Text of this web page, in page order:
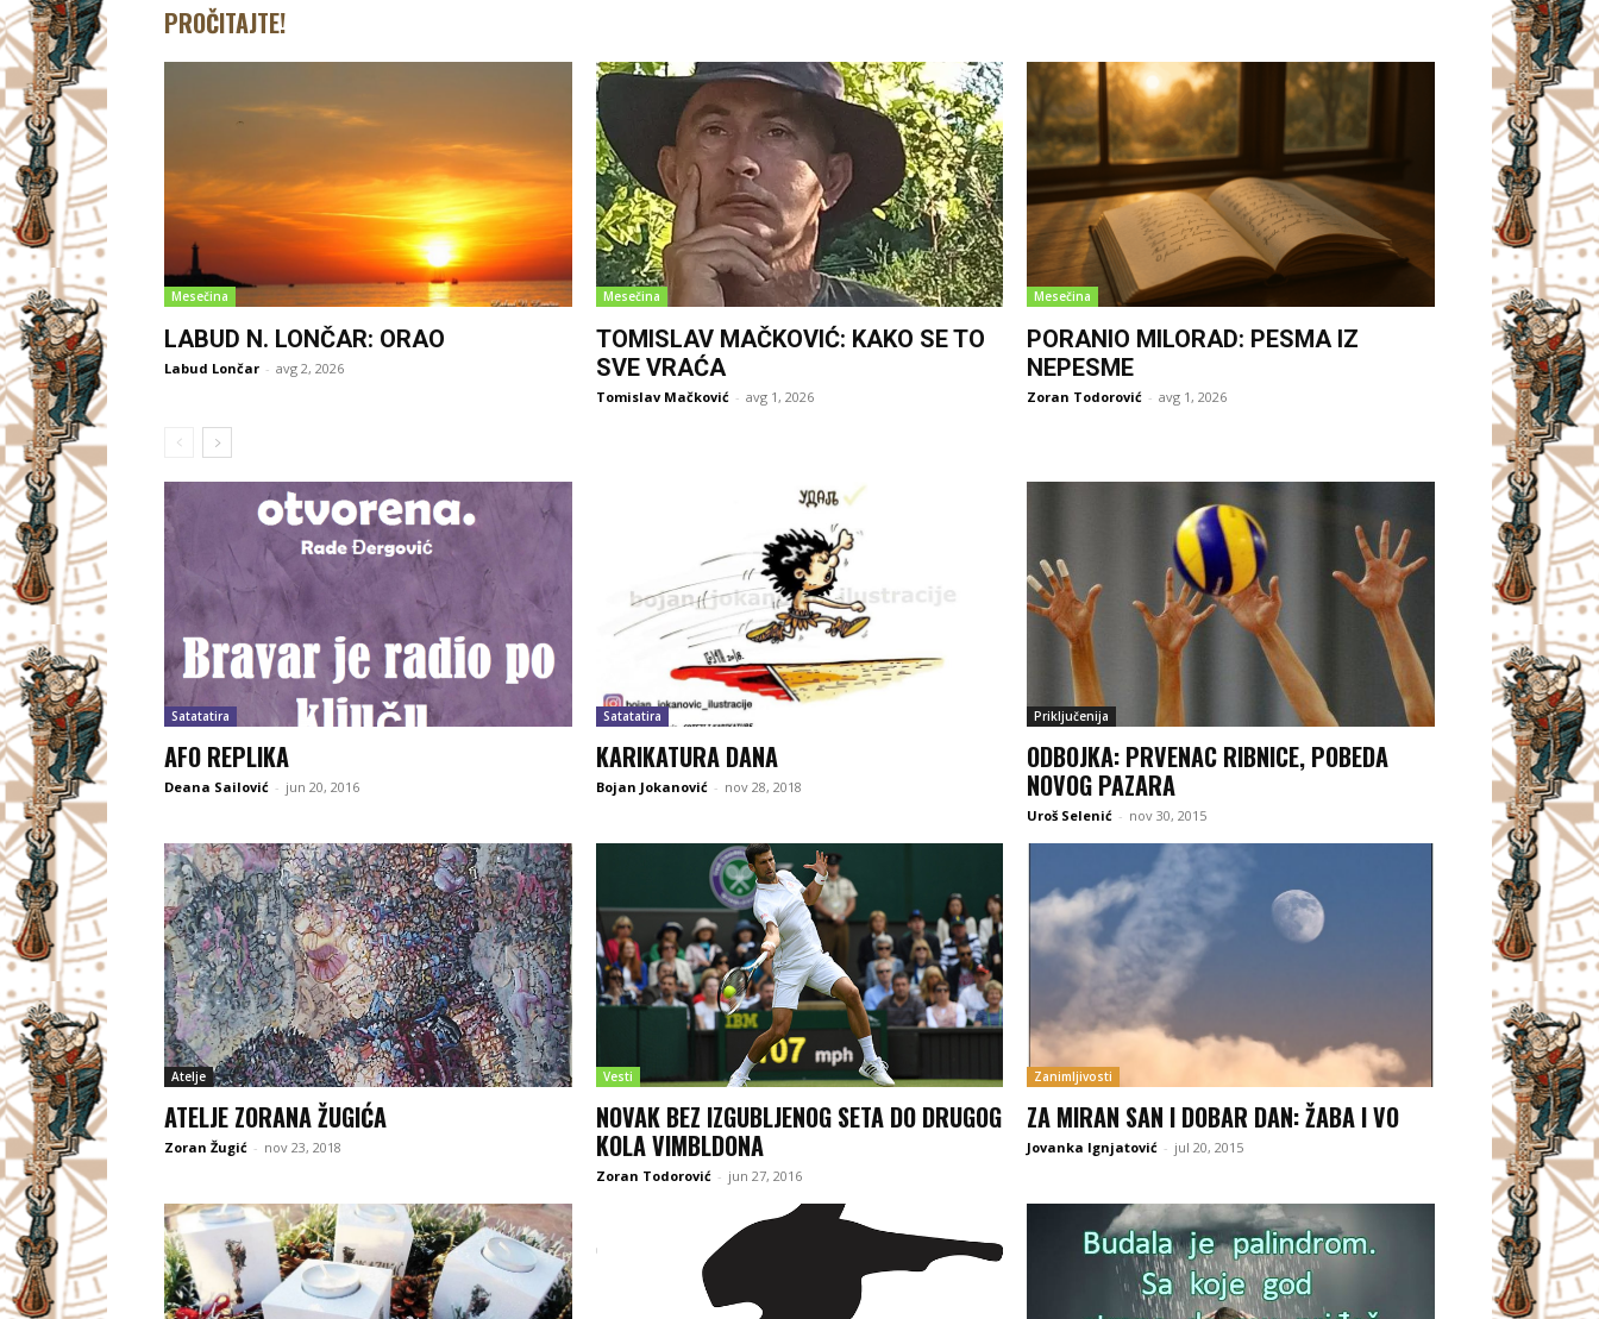
PROČITAJTE!
Mesečina
LABUD N. LONČAR: ORAO
Labud Lončar - avg 2, 2026
Mesečina
TOMISLAV MAČKOVIĆ: KAKO SE TO
SVE VRAĆA
Tomislav Mačković - avg 1, 2026
Mesečina
PORANIO MILORAD: PESMA IZ
NEPESME
Zoran Todorović - avg 1, 2026
Satatatira
AFO REPLIKA
Deana Sailović - jun 20, 2016
Satatatira
KARIKATURA DANA
Bojan Jokanović - nov 28, 2018
Priključenija
ODBOJKA: PRVENAC RIBNICE, POBEDA
NOVOG PAZARA
Uroš Selenić - nov 30, 2015
Atelje
ATELJE ZORANA ŽUGIĆA
Zoran Žugić - nov 23, 2018
Vesti
NOVAK BEZ IZGUBLJENOG SETA DO DRUGOG
KOLA VIMBLDONA
Zoran Todorović - jun 27, 2016
Zanimljivosti
ZA MIRAN SAN I DOBAR DAN: ŽABA I VO
Jovanka Ignjatović - jul 20, 2015